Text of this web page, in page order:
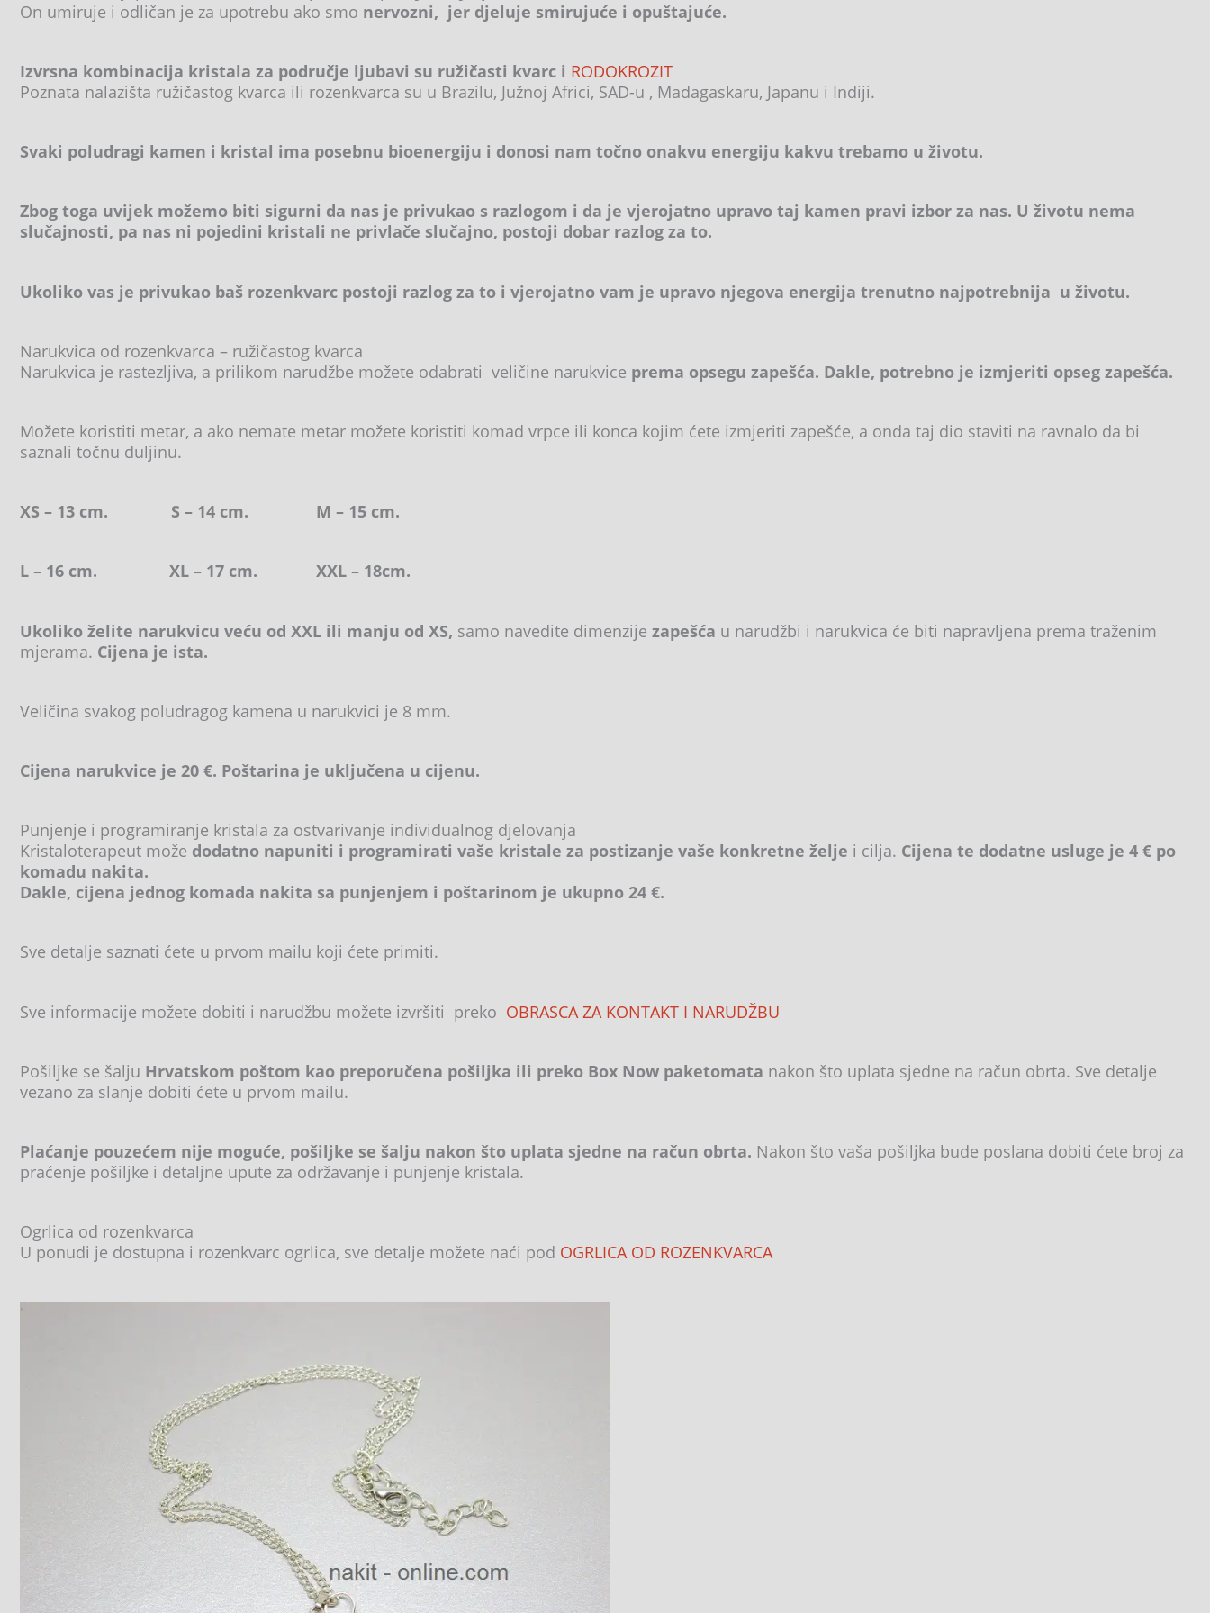
On umiruje i odličan je za upotrebu ako smo nervozni, jer djeluje smirujuće i opuštajuće.
Izvrsna kombinacija kristala za područje ljubavi su ružičasti kvarc i RODOKROZIT
Poznata nalazišta ružičastog kvarca ili rozenkvarca su u Brazilu, Južnoj Africi, SAD-u , Madagaskaru, Japanu i Indiji.
Svaki poludragi kamen i kristal ima posebnu bioenergiju i donosi nam točno onakvu energiju kakvu trebamo u životu.
Zbog toga uvijek možemo biti sigurni da nas je privukao s razlogom i da je vjerojatno upravo taj kamen pravi izbor za nas. U životu nema
slučajnosti, pa nas ni pojedini kristali ne privlače slučajno, postoji dobar razlog za to.
Ukoliko vas je privukao baš rozenkvarc postoji razlog za to i vjerojatno vam je upravo njegova energija trenutno najpotrebnija u životu.
Narukvica od rozenkvarca – ružičastog kvarca
Narukvica je rastezljiva, a prilikom narudžbe možete odabrati veličine narukvice prema opsegu zapešća. Dakle, potrebno je izmjeriti opseg zapešća.
Možete koristiti metar, a ako nemate metar možete koristiti komad vrpce ili konca kojim ćete izmjeriti zapešće, a onda taj dio staviti na ravnalo da bi
saznali točnu duljinu.
XS – 13 cm. S – 14 cm. M – 15 cm.
L – 16 cm. XL – 17 cm. XXL – 18cm.
Ukoliko želite narukvicu veću od XXL ili manju od XS, samo navedite dimenzije zapešća u narudžbi i narukvica će biti napravljena prema traženim
mjerama. Cijena je ista.
Veličina svakog poludragog kamena u narukvici je 8 mm.
Cijena narukvice je 20 €. Poštarina je uključena u cijenu.
Punjenje i programiranje kristala za ostvarivanje individualnog djelovanja
Kristaloterapeut može dodatno napuniti i programirati vaše kristale za postizanje vaše konkretne želje i cilja. Cijena te dodatne usluge je 4 € po
komadu nakita.
Dakle, cijena jednog komada nakita sa punjenjem i poštarinom je ukupno 24 €.
Sve detalje saznati ćete u prvom mailu koji ćete primiti.
Sve informacije možete dobiti i narudžbu možete izvršiti preko OBRASCA ZA KONTAKT I NARUDŽBU
Pošiljke se šalju Hrvatskom poštom kao preporučena pošiljka ili preko Box Now paketomata nakon što uplata sjedne na račun obrta. Sve detalje
vezano za slanje dobiti ćete u prvom mailu.
Plaćanje pouzećem nije moguće, pošiljke se šalju nakon što uplata sjedne na račun obrta. Nakon što vaša pošiljka bude poslana dobiti ćete broj za
praćenje pošiljke i detaljne upute za održavanje i punjenje kristala.
Ogrlica od rozenkvarca
U ponudi je dostupna i rozenkvarc ogrlica, sve detalje možete naći pod OGRLICA OD ROZENKVARCA